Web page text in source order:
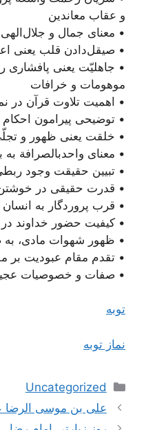
و عقاب معاندین
• معنای جمال و جلال‌‌الهی
• صیقل‌دادن قلب یعنی
• جاهلیّت یعنی
موهومات و خرافات
• اهمیت تلاوت قرآن در
• توضیحی پیرامون
• خلقت یعنی ظهور و
• معنای واحد‌بالصرافة به
• تبیین حقیقت وجود
• قدرت حقیقی در
• قرب پروردگار به
• کیفیت حضور خداوند
• ظهور شهوات مادی،
• تقدم مقام عبودیت بر
• صفات و خصوصیات عجیبِ
توبه
نماز توبه
دسته‌ها
Uncategorized
ناوبری
نوشته‌ها
علی بن موسی الرضا